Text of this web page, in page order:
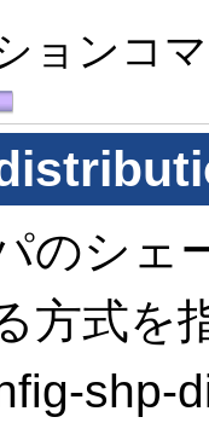
ョンコ
のシェ
方式を
shp-